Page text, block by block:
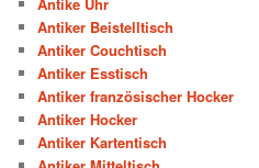
Antiker Beistelltisch
Antiker Couchtisch
Antiker Esstisch
Antiker französischer Hocker
Antiker Hocker
Antiker Kartentisch